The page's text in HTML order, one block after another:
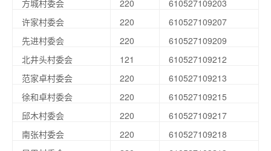
方城村委会
220
610527109203
许家村委会
220
610527109207
先进村委会
220
610527109209
北井头村委会
121
610527109212
范家卓村委会
220
610527109213
徐和卓村委会
220
610527109215
邱木村委会
220
610527109217
南张村委会
220
610527109218